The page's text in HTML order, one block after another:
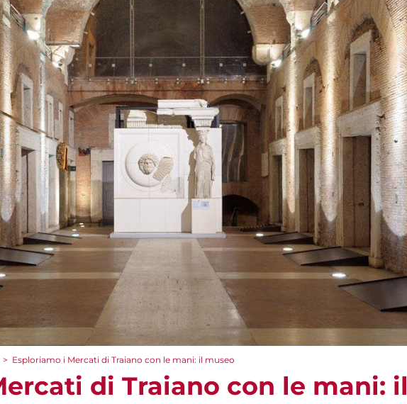
> Esploriamo i Mercati di Traiano con le mani: il museo
di Traiano con le mani: il